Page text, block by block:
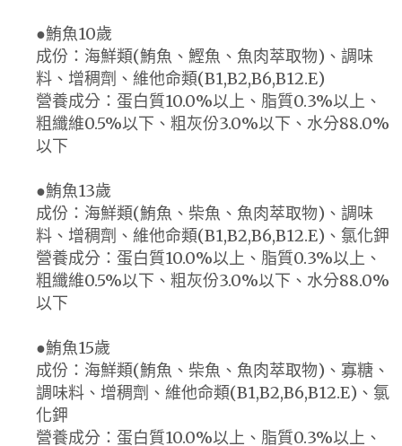
●鮪魚10歲
成份：海鮮類(鮪魚、鰹魚、魚肉萃取物)、調味
料、增稠劑、維他命類(B1,B2,B6,B12.E)
營養成分：蛋白質10.0%以上、脂質0.3%以上、
粗纖維0.5%以下、粗灰份3.0%以下、水分88.0%
以下
●鮪魚13歲
成份：海鮮類(鮪魚、柴魚、魚肉萃取物)、調味
料、增稠劑、維他命類(B1,B2,B6,B12.E)、氯化鉀
營養成分：蛋白質10.0%以上、脂質0.3%以上、
粗纖維0.5%以下、粗灰份3.0%以下、水分88.0%
以下
●鮪魚15歲
成份：海鮮類(鮪魚、柴魚、魚肉萃取物)、寡糖、
調味料、增稠劑、維他命類(B1,B2,B6,B12.E)、氯
化鉀
營養成分：蛋白質10.0%以上、脂質0.3%以上、